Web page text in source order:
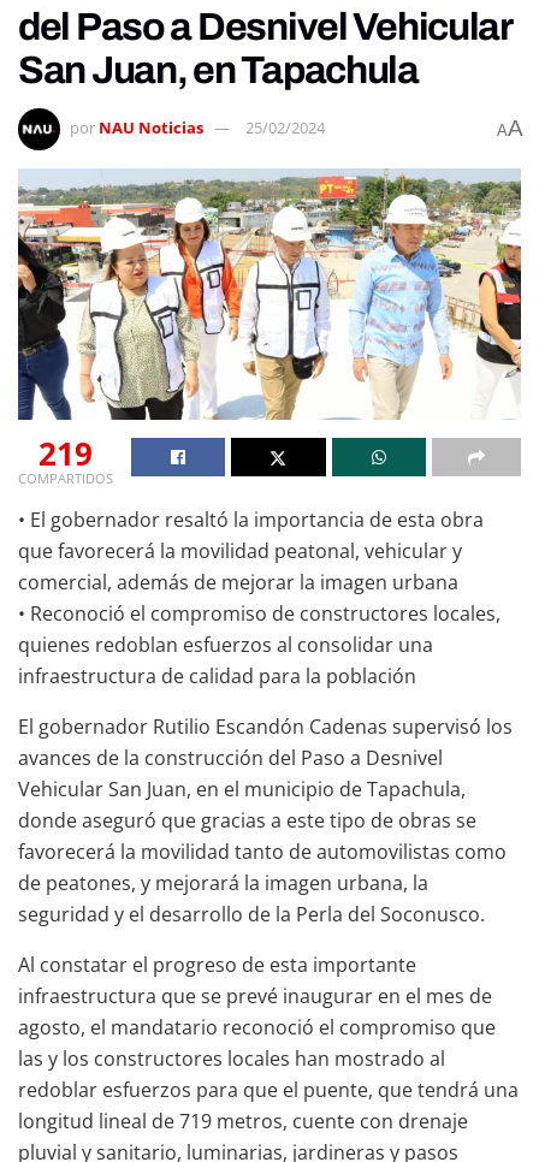
del Paso a Desnivel Vehicular
San Juan, en Tapachula
por NAU Noticias 25/02/2024 AA
219
COMPARTIDOS
• El gobernador resaltó la importancia de esta obra
que favorecerá la movilidad peatonal, vehicular y
comercial, además de mejorar la imagen urbana
• Reconoció el compromiso de constructores locales,
quienes redoblan esfuerzos al consolidar una
infraestructura de calidad para la población
El gobernador Rutilio Escandón Cadenas supervisó los
avances de la construcción del Paso a Desnivel
Vehicular San Juan, en el municipio de Tapachula,
donde aseguró que gracias a este tipo de obras se
favorecerá la movilidad tanto de automovilistas como
de peatones, y mejorará la imagen urbana, la
seguridad y el desarrollo de la Perla del Soconusco.
Al constatar el progreso de esta importante
infraestructura que se prevé inaugurar en el mes de
agosto, el mandatario reconoció el compromiso que
las y los constructores locales han mostrado al
redoblar esfuerzos para que el puente, que tendrá una
longitud lineal de 719 metros, cuente con drenaje
pluvial y sanitario, luminarias, jardineras y pasos